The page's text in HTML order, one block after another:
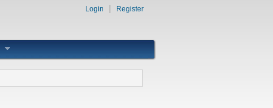
Login Register